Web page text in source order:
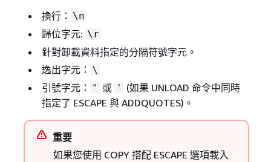
換行： \n
歸位字元: \r
針對卸載資料指定的分隔符號字元。
逸出字元： \
引號字元： " 或 '
(如果 UNLOAD 命令中同時
指定了 ESCAPE 與 ADDQUOTES)。
重要
如果您使用 COPY 搭配 ESCAPE 選項載入